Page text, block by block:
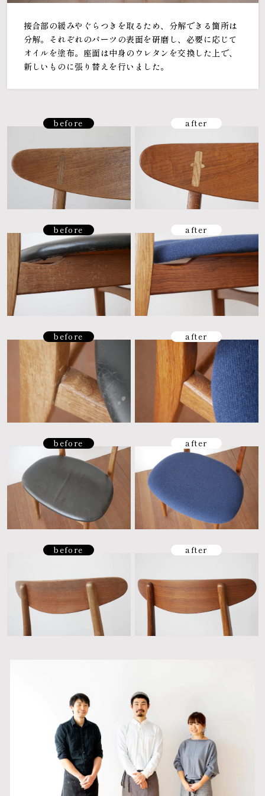
接合部の緩みやぐらつきを取るため、分解できる箇所は
分解。それぞれのパーツの表面を研磨し、必要に応じて
オイルを塗布。座面は中身のウレタンを交換した上で、
新しいものに張り替えを行いました。
before after
before after
before after
before after
before after